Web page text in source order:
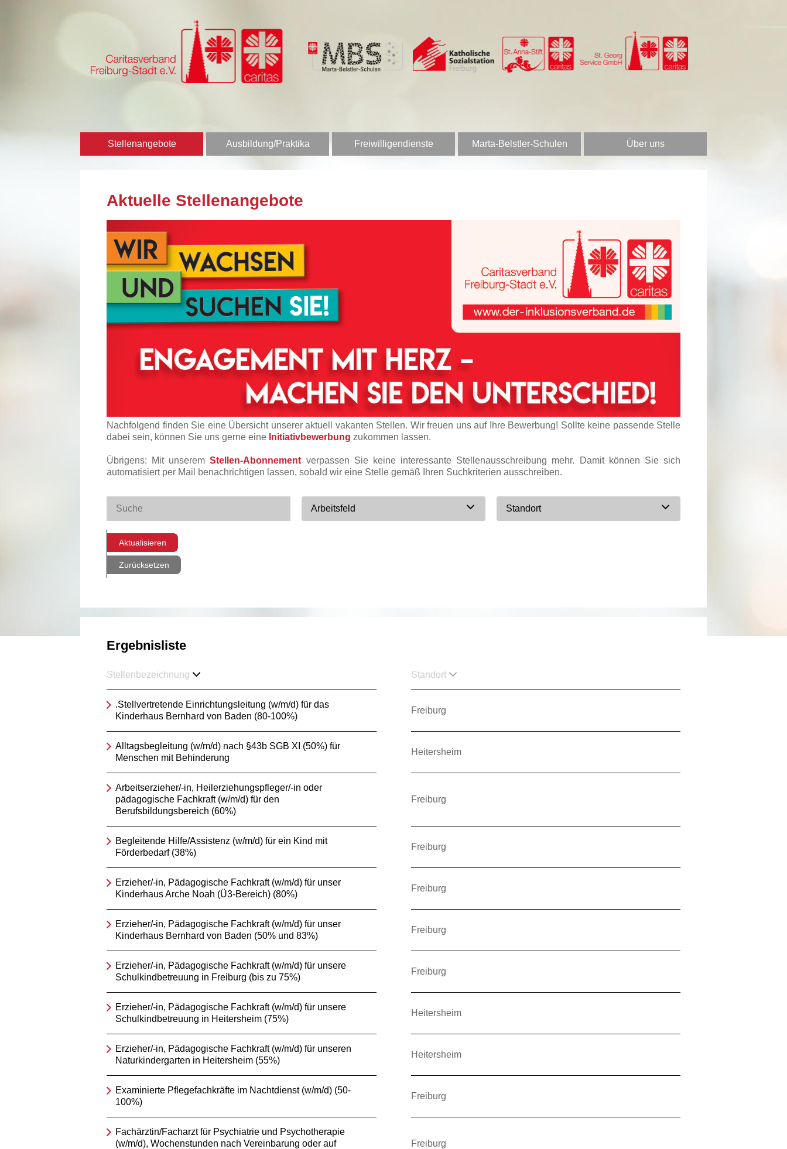
Stellenangebote Ausbildung/Praktika Freiwilligendienste Marta-Belstler-Schulen Über uns
Aktuelle Stellenangebote
Nachfolgend finden Sie eine Übersicht unserer aktuell vakanten Stellen. Wir freuen uns auf Ihre Bewerbung! Sollte keine passende Stelle
dabei sein, können Sie uns gerne eine Initiativbewerbung zukommen lassen.
Übrigens: Mit unseremStellen-Abonnement verpassen Sie keine interessante Stellenausschreibung mehr. Damit können Sie sich
automatisiert per Mail benachrichtigen lassen, sobald wir eine Stelle gemäß Ihren Suchkriterien ausschreiben.
Arbeitsfeld Standort
Aktualisieren
Zurücksetzen
Ergebnisliste
Stellenbezeichnung Standort
.Stellvertretende Einrichtungsleitung (w/m/d) für das
Kinderhaus Bernhard von Baden (80-100%)
Freiburg
Alltagsbegleitung (w/m/d) nach §43b SGB XI (50%) für
Menschen mit Behinderung
Heitersheim
Arbeitserzieher/-in, Heilerziehungspfleger/-in oder
pädagogische Fachkraft (w/m/d) für den
Berufsbildungsbereich (60%)
Freiburg
Begleitende Hilfe/Assistenz (w/m/d) für ein Kind mit
Förderbedarf (38%)
Freiburg
Erzieher/-in, Pädagogische Fachkraft (w/m/d) für unser
Kinderhaus Arche Noah (Ü3-Bereich) (80%)
Freiburg
Erzieher/-in, Pädagogische Fachkraft (w/m/d) für unser
Kinderhaus Bernhard von Baden (50% und 83%)
Freiburg
Erzieher/-in, Pädagogische Fachkraft (w/m/d) für unsere
Schulkindbetreuung in Freiburg (bis zu 75%)
Freiburg
Erzieher/-in, Pädagogische Fachkraft (w/m/d) für unsere
Schulkindbetreuung in Heitersheim (75%)
Heitersheim
Erzieher/-in, Pädagogische Fachkraft (w/m/d) für unseren
Naturkindergarten in Heitersheim (55%)
Heitersheim
Examinierte Pflegefachkräfte im Nachtdienst (w/m/d) (50-
100%)
Freiburg
Fachärztin/Facharzt für Psychiatrie und Psychotherapie
(w/m/d), Wochenstunden nach Vereinbarung oder auf
Freiburg